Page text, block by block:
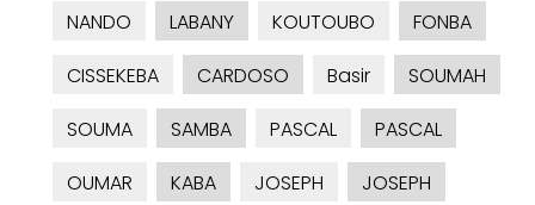
NANDO
LABANY KOUTOUBO
FONBA
CISSEKEBA
CARDOSO Basir
SOUMAH
SOUMA
SAMBA PASCAL
PASCAL
OUMAR
KABA JOSEPH
JOSEPH